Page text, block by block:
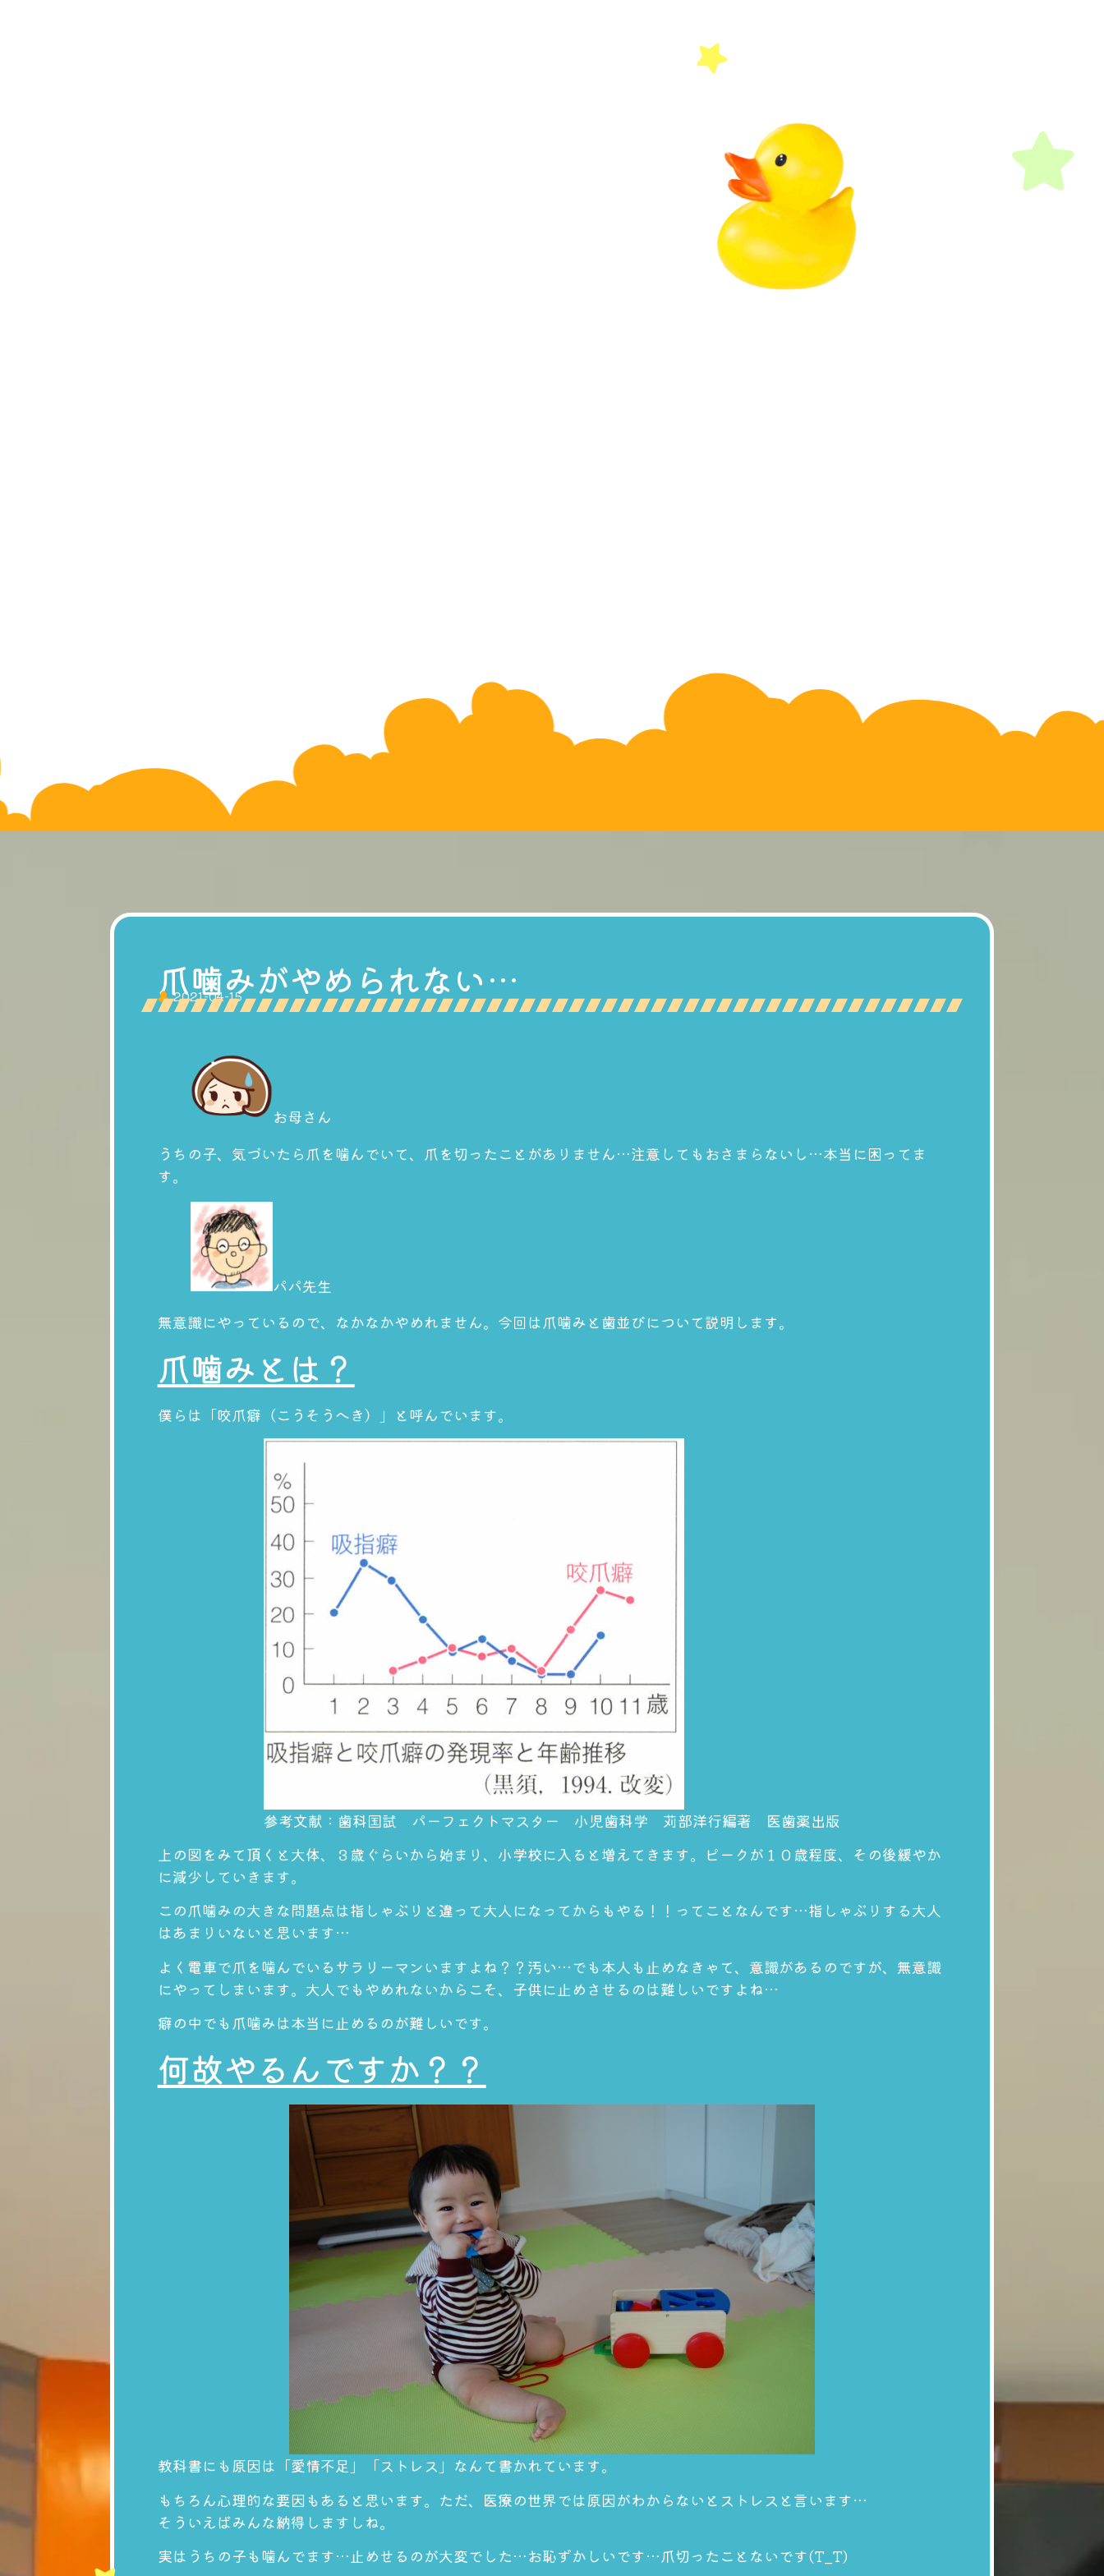
爪噛みがやめられない…
2021-04-15
お母さん
うちの子、気づいたら爪を噛んでいて、爪を切ったことがありません…注意してもおさまらないし…本当に困ってま
す。
パパ先生
無意識にやっているので、なかなかやめれません。今回は爪噛みと歯並びについて説明します。
爪噛みとは？
僕らは「咬爪癖（こうそうへき）」と呼んでいます。
参考文献：歯科国試 パーフェクトマスター 小児歯科学 苅部洋行編著 医歯薬出版
上の図をみて頂くと大体、３歳ぐらいから始まり、小学校に入ると増えてきます。ピークが１０歳程度、その後緩やか
に減少していきます。
この爪噛みの大きな問題点は指しゃぶりと違って大人になってからもやる！！ ってことなんです…指しゃぶりする大人
はあまりいないと思います…
よく電車で爪を噛んでいるサラリーマンいますよね？？汚い…でも本人も止めなきゃて、意識があるのですが、無意識
にやってしまいます。大人でもやめれないからこそ、子供に止めさせるのは難しいですよね…
癖の中でも 爪噛みは本当に止めるのが難しいです。
何故やるんですか？？
教科書にも原因は「愛情不足」「ストレス」なんて書かれています。
もちろん心理的な要因もあると思います。ただ、 医療の世界では原因がわからないとストレス と言います…
そういえばみんな納得しますしね。
実はうちの子も噛んでます…止めせるのが大変でした…お恥ずかしいです…爪切ったことないです(T_T)